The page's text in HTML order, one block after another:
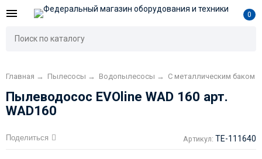
0
Главная → Пылесосы → Водопылесосы → С металлическим баком
Пылеводосос EVOline WAD 160 арт.
WAD160
Поделиться Артикул: TE-111640